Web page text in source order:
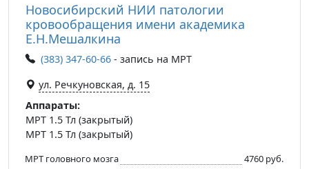
Новосибирский НИИ патологии
кровообращения имени академика
Е.Н.Мешалкина
(383) 347-60-66 - запись на МРТ
ул. Речкуновская, д. 15
Аппараты:
МРТ 1.5 Тл (закрытый)
МРТ 1.5 Тл (закрытый)
МРТ головного мозга
4760 руб.